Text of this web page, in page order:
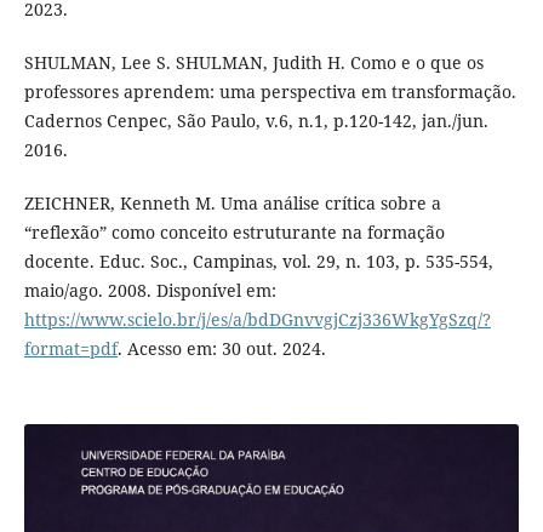
2023.
SHULMAN, Lee S. SHULMAN, Judith H. Como e o que os
professores aprendem: uma perspectiva em transformação.
Cadernos Cenpec, São Paulo, v.6, n.1, p.120-142, jan./jun.
2016.
ZEICHNER, Kenneth M. Uma análise crítica sobre a
“reflexão” como conceito estruturante na formação
docente. Educ. Soc., Campinas, vol. 29, n. 103, p. 535-554,
maio/ago. 2008. Disponível em:
https://www.scielo.br/j/es/a/bdDGnvvgjCzj336WkgYgSzq/?
format=pdf. Acesso em: 30 out. 2024.